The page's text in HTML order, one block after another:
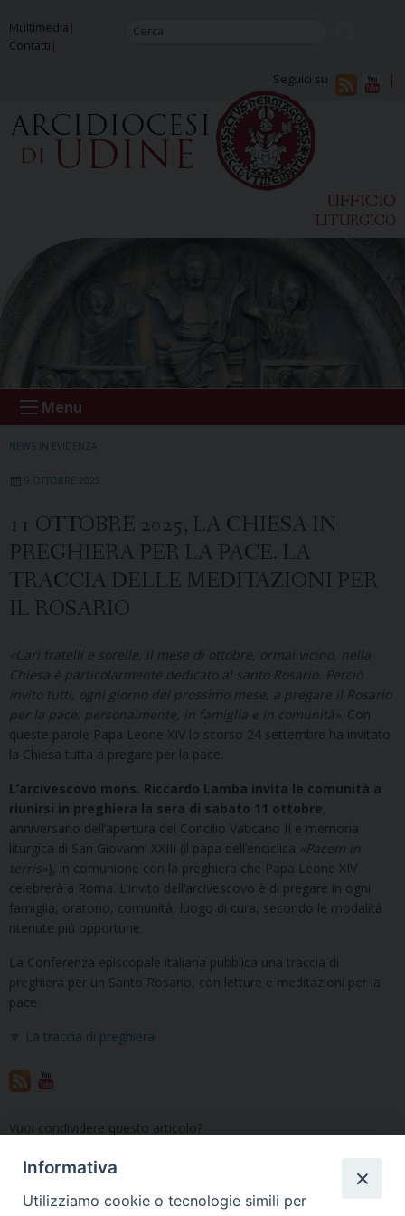
to
content
Multimedia
Contatti
Seguici su
UFFICIO
LITURGICO
Menu
NEWS IN EVIDENZA
9 OTTOBRE 2025
11 OTTOBRE 2025, LA CHIESA IN
PREGHIERA PER LA PACE. LA
TRACCIA DELLE MEDITAZIONI PER
IL ROSARIO
«Cari fratelli e sorelle, il mese di ottobre, ormai vicino, nella
Chiesa è particolarmente dedicato al santo Rosario. Perciò
invito tutti, ogni giorno del prossimo mese, a pregare il Rosario
per la pace, personalmente, in famiglia e in comunità» . Con
queste parole Papa Leone XIV lo scorso 24 settembre ha invitato
la Chiesa tutta a pregare per la pace.
L’arcivescovo mons. Riccardo Lamba invita le comunità a
riunirsi in preghiera la sera di sabato 11 ottobre
anniversario dell’apertura del Concilio Vaticano II e memoria
liturgica di San Giovanni XXIII (il papa dell’enciclica «Pacem in
terris»), in comunione con la preghiera che Papa Leone XIV
celebrerà a Roma. L’invito dell’arcivescovo è di pregare in ogni
famiglia, oratorio, comunità, luogo di cura, secondo le modalità
ritenute più opportune.
La Conferenza episcopale italiana pubblica una traccia di
preghiera per un Santo Rosario, con letture e meditazioni per la
pace.
🔽 La traccia di preghiera
Vuoi condividere questo articolo?
Informativa
Utilizziamo cookie o tecnologie simili per